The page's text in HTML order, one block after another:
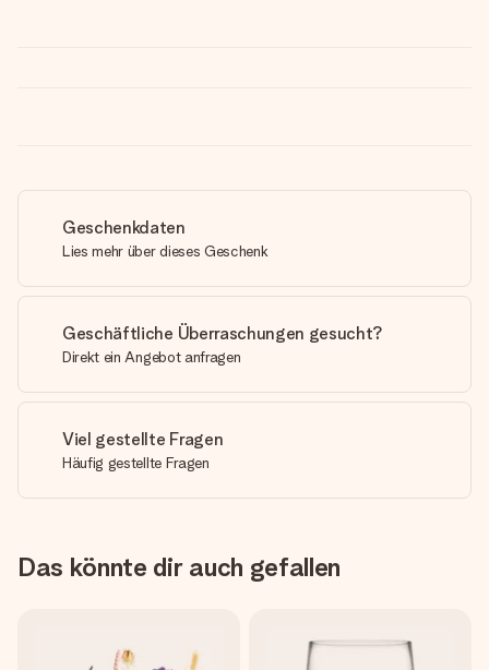
Geschenkdaten
Lies mehr über dieses Geschenk
Geschäftliche Überraschungen gesucht?
Direkt ein Angebot anfragen
Viel gestellte Fragen
Häufig gestellte Fragen
Das könnte dir auch gefallen